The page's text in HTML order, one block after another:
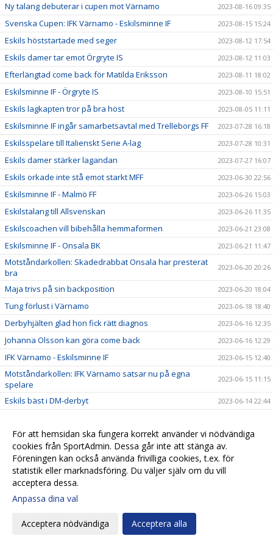
Ny talang debuterar i cupen mot Värnamo 2023-08-16 09:35
Svenska Cupen: IFK Värnamo - Eskilsminne IF 2023-08-15 15:24
Eskils höststartade med seger 2023-08-12 17:54
Eskils damer tar emot Örgryte IS 2023-08-12 11:03
Efterlängtad come back för Matilda Eriksson 2023-08-11 18:02
Eskilsminne IF - Örgryte IS 2023-08-10 15:51
Eskils lagkapten tror på bra höst 2023-08-05 11:11
Eskilsminne IF ingår samarbetsavtal med Trelleborgs FF 2023-07-28 16:18
Eskilsspelare till Italienskt Serie A-lag 2023-07-28 10:31
Eskils damer stärker lagandan 2023-07-27 16:07
Eskils orkade inte stå emot starkt MFF 2023-06-30 22:56
Eskilsminne IF - Malmö FF 2023-06-26 15:03
Eskilstalang till Allsvenskan 2023-06-26 11:35
Eskilscoachen vill bibehålla hemmaformen 2023-06-21 23:08
Eskilsminne IF - Onsala BK 2023-06-21 11:47
Motståndarkollen: Skadedrabbat Onsala har presterat
bra
2023-06-20 20:26
Maja trivs på sin backposition 2023-06-20 18:04
Tung förlust i Värnamo 2023-06-18 18:40
Derbyhjälten glad hon fick rätt diagnos 2023-06-16 12:35
Johanna Olsson kan göra come back 2023-06-16 12:29
IFK Värnamo - Eskilsminne IF 2023-06-15 12:40
Motståndarkollen: IFK Värnamo satsar nu på egna
spelare
2023-06-15 11:15
Eskils bäst i DM-derbyt 2023-06-14 22:44
”Jasse” extremt taggad inför HIF-matchen 2023-06-13 21:16
DM: Helsingborgs IF - Eskilsminne IF 2023-06-12 16:27
Eskils vann tuff match mot Lödöse Nygård 2023-06-10 19:57
Eskilscoachen: ”Vi fokuserar på vårt spel"
Eskilsminne IF - Lödöse Nygård IK
Motståndarkollen: Lödöse Nygård kastar inte in
handduken
För att hemsidan ska fungera korrekt använder vi nödvändiga
cookies från SportAdmin. Dessa går inte att stänga av.
Föreningen kan också använda frivilliga cookies, t.ex. för
statistik eller marknadsföring. Du väljer själv om du vill
acceptera dessa.
Anpassa dina val
Acceptera nödvändiga Acceptera alla